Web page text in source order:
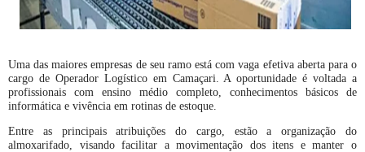
Uma das maiores empresas de seu ramo está com vaga efetiva aberta para o
cargo de Operador Logístico em Camaçari. A oportunidade é voltada a
profissionais com ensino médio completo, conhecimentos básicos de
informática e vivência em rotinas de estoque.
Entre as principais atribuições do cargo, estão a organização do
almoxarifado, visando facilitar a movimentação dos itens e manter o